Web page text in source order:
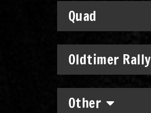
Quad
Oldtimer Rally
Other